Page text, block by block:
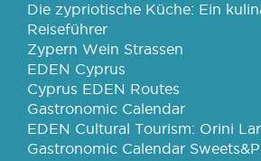
Die zypriotische Küche: Ein
Reiseführer
Zypern Wein Strassen
EDEN Cyprus
Cyprus EDEN Routes
Gastronomic Calendar
EDEN Cultural Tourism: Orini
Gastronomic Calendar